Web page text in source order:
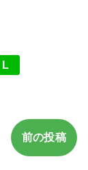
L
前の投稿